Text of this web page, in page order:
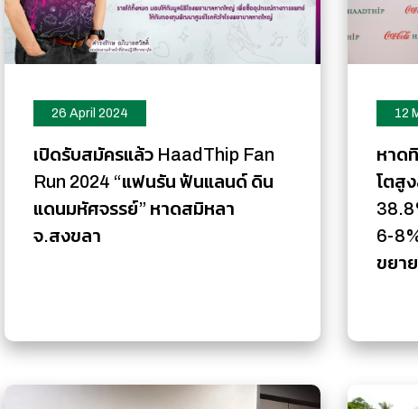
26 April 2024
เปิดรับสมัครแล้ว HaadThip Fan
Run 2024 “แฟนรัน ฟันแลนด์ ดิน
แดนมหัศจรรย์” หาดสมิหลา
จ.สงขลา
12
หาด
โตสู
6-
ขยา